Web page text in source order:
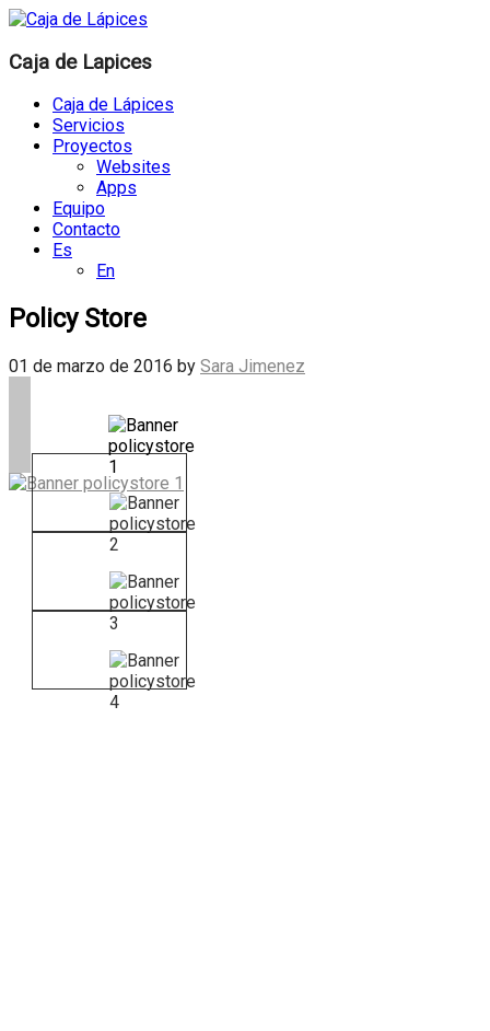
Caja de Lapices
Caja de Lápices
Servicios
Proyectos
Websites
Apps
Equipo
Contacto
Es
En
Policy Store
01 de marzo de 2016 by Sara Jimenez